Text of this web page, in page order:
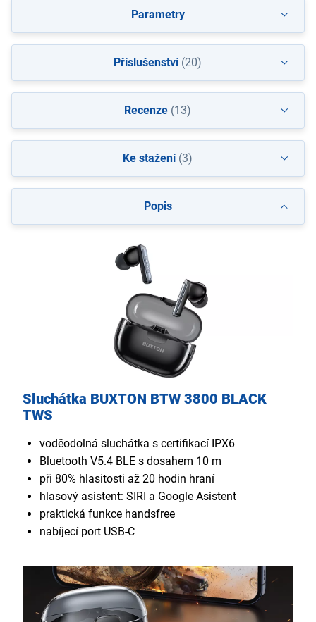
Popis
Sluchátka BUXTON BTW 3800 BLACK
TWS
voděodolná sluchátka s certifikací IPX6
Bluetooth V5.4 BLE s dosahem 10 m
při 80% hlasitosti až 20 hodin hraní
hlasový asistent: SIRI a Google Asistent
praktická funkce handsfree
nabíjecí port USB-C
Parametry
Příslušenství(20)
Recenze (13)
Ke stažení(3)